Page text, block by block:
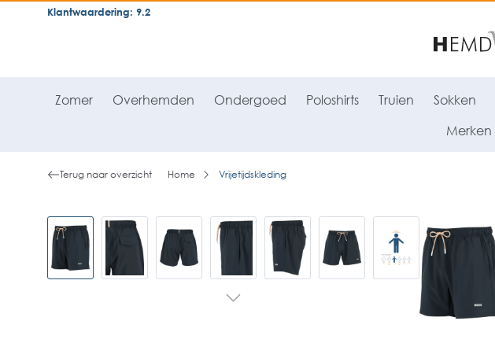
general.skipToNavigation
Klantwaardering: 9.2
Zomer Overhemden Ondergoed Poloshirts Truien Sokken
Merken
Terug naar overzicht Home Vrijetijdskleding